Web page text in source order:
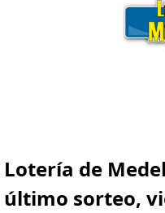
Lotería de
último sorteo,